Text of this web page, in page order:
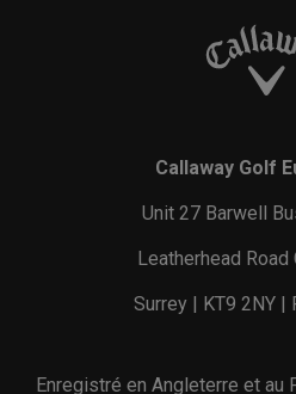
Callaway Golf
Unit 27 Barwell
Leatherhead
Surrey | KT9 2NY |
Enregistré en Angleterre et au